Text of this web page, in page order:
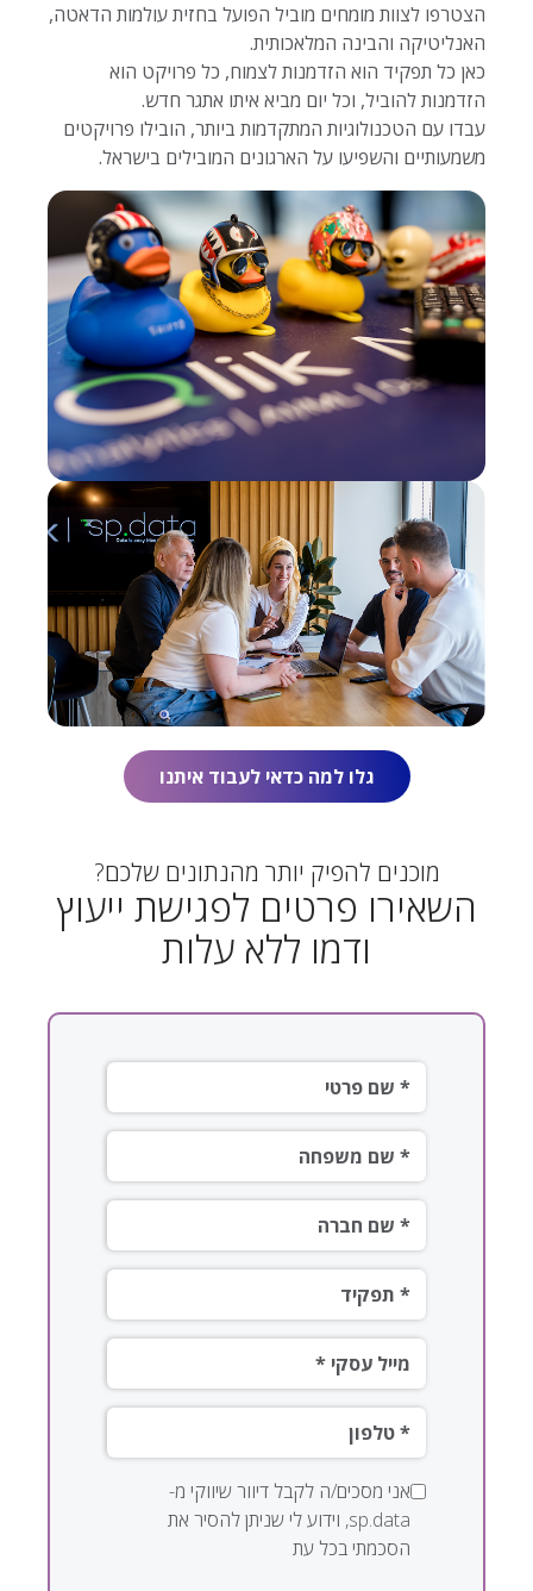
הצטרפו לצוות מומחים מוביל הפועל בחזית עולמות הדאטה,
האנליטיקה והבינה המלאכותית.
כאן כל תפקיד הוא הזדמנות לצמוח, כל פרויקט הוא
הזדמנות להוביל, וכל יום מביא איתו אתגר חדש.
עבדו עם הטכנולוגיות המתקדמות ביותר, הובילו פרויקטים
משמעותיים והשפיעו על הארגונים המובילים בישראל.
גלו למה כדאי לעבוד איתנו
מוכנים להפיק יותר מהנתונים שלכם?
השאירו פרטים לפגישת ייעוץ
ודמו ללא עלות
שם פרטי*
שם משפחה*
שם חברה *
תפקיד*
*מייל עסקי
טלפון*
אני מסכים/ה לקבל דיוור שיווקי מ-
sp.data, וידוע לי שניתן להסיר את
הסכמתי בכל עת